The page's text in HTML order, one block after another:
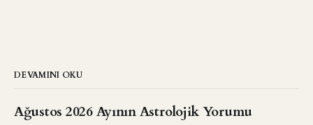
DEVAMINI OKU
Ağustos 2026 Ayının Astrolojik Yorumu